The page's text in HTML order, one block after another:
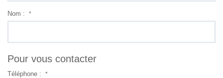
Nom : *
Pour vous contacter
Téléphone : *